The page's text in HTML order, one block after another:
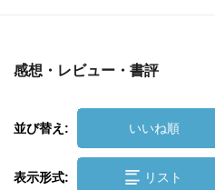
感想・レビュー・書評
並び替え: いいね順
表示形式: リスト